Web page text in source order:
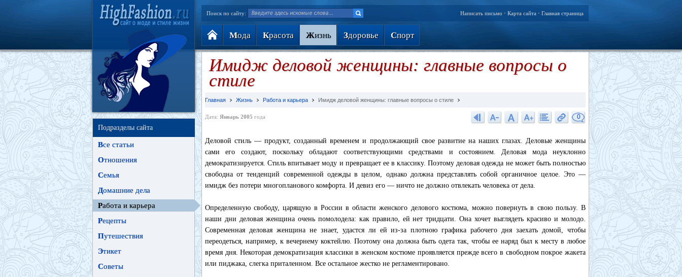
Поиск по сайту: Написать письмо • Карта сайта • Главная страница
Мода Красота Жизнь Здоровье Спорт
Подразделы сайта
Все статьи
Отношения
Семья
Домашние дела
Работа и карьера
Рецепты
Путешествия
Этикет
Советы
Имидж деловой женщины: главные вопросы о
стиле
Главная Жизнь Работа и карьера Имидж деловой женщины: главные вопросы о стиле
Дата: Январь 2005 года 0
Деловой стиль — продукт, созданный временем и продолжающий свое развитие на наших глазах. Деловые женщины
сами его создают, поскольку обладают соответствующими средствами и состоянием. Деловая мода неуклонно
демократизируется. Стиль впитывает моду и превращает ее в классику. Поэтому деловая одежда не может быть полностью
свободна от тенденций современной одежды в целом, однако должна представлять собой органичное целое. Это —
имидж без потери многопланового комфорта. И девиз его — ничто не должно отвлекать человека от дела.
Определенную свободу, царящую в России в области женского делового костюма, можно повернуть в свою пользу. В
наши дни деловая женщина очень помолодела: как правило, ей нет тридцати. Она хочет выглядеть красиво и молодо.
Современная деловая женщина не знает, удастся ли ей из-за плотною графика рабочего дня заехать домой, чтобы
переодеться, например, к вечернему коктейлю. Поэтому она должна быть одета так, чтобы ее наряд был к месту в любое
время дня. Некоторая демократизация классики в женском костюме проявляется прежде всего в свободном покрое жакета
или пиджака, слегка приталенном. Все остальное жестко не регламентировано.